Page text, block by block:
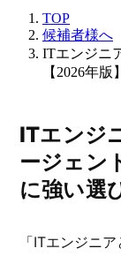
TOP
候補者様へ
ITエンジニ
【2026年
ITエンジ
ージェン
に強い選
「ITエンジニ